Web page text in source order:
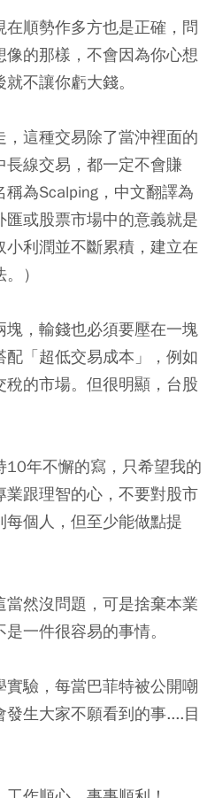
順勢作多方也是正確，問
的那樣，不會因為你心想
不讓你虧大錢。
這種交易除了當沖裡面的
線交易，都一定不會賺
為Scalping，中文翻譯為
或股票市場中的意義就是
利潤並不斷累積，建立在
）
，輸錢也必須要壓在一塊
「超低交易成本」，例如
的市場。但很明顯，台股
10年不懈的寫，只希望我的
跟理智的心，不要對股市
個人，但至少能做點提
然沒問題，可是捨棄本業
一件很容易的事情。
實驗，每當巴菲特被公開嘲
生大家不願看到的事....目